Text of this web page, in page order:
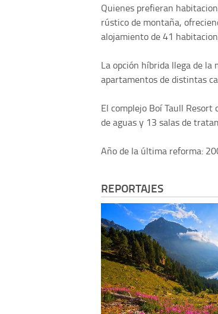
Quienes prefieran
rústico de montaña,
alojamiento de 41
La opción híbrida llega de la
apartamentos de distintas
El complejo Boí Taull
de aguas y 13 salas de
Año de la última reforma:
REPORTAJES